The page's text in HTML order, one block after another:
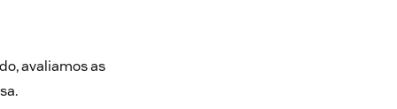
avaliamos as